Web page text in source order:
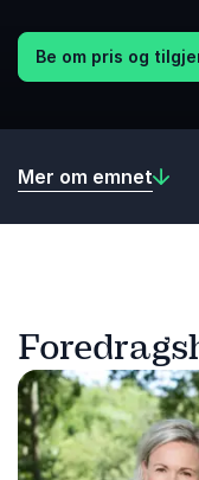
Be om pris og
Mer om emnet